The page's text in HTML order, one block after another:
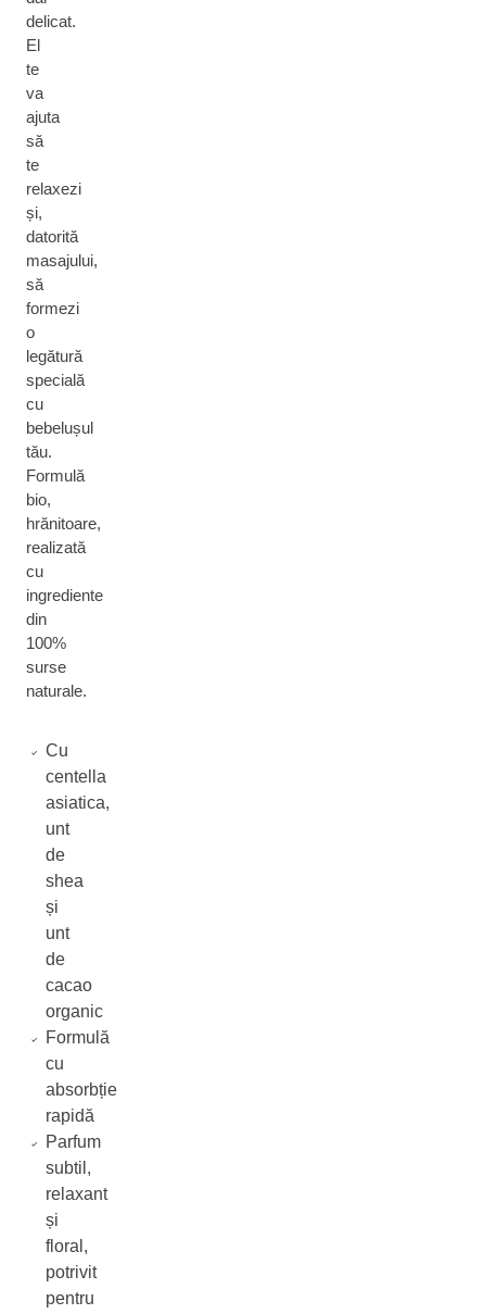
delicat.
El
te
va
ajuta
să
te
relaxezi
și,
datorită
masajului,
să
formezi
o
legătură
specială
cu
bebelușul
tău.
Formulă
bio,
hrănitoare,
realizată
cu
ingrediente
din
100%
surse
naturale.
Cu
centella
asiatica,
unt
de
shea
și
unt
de
cacao
organic
Formulă
cu
absorbție
rapidă
Parfum
subtil,
relaxant
și
floral,
potrivit
pentru